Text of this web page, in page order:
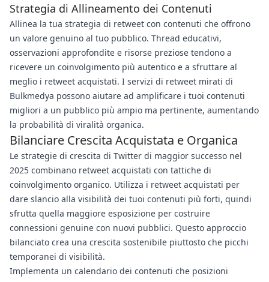
Strategia di Allineamento dei Contenuti
Allinea la tua strategia di retweet con contenuti che offrono
un valore genuino al tuo pubblico. Thread educativi,
osservazioni approfondite e risorse preziose tendono a
ricevere un coinvolgimento più autentico e a sfruttare al
meglio i retweet acquistati. I servizi di retweet mirati di
Bulkmedya possono aiutare ad amplificare i tuoi contenuti
migliori a un pubblico più ampio ma pertinente, aumentando
la probabilità di viralità organica.
Bilanciare Crescita Acquistata e Organica
Le strategie di crescita di Twitter di maggior successo nel
2025 combinano retweet acquistati con tattiche di
coinvolgimento organico. Utilizza i retweet acquistati per
dare slancio alla visibilità dei tuoi contenuti più forti, quindi
sfrutta quella maggiore esposizione per costruire
connessioni genuine con nuovi pubblici. Questo approccio
bilanciato crea una crescita sostenibile piuttosto che picchi
temporanei di visibilità.
Implementa un calendario dei contenuti che posizioni